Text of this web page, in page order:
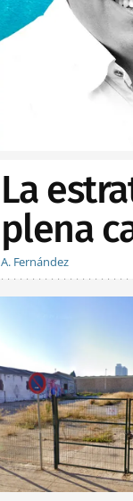
La
plena
A. Fernández